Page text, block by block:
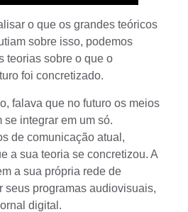
o que os grandes teóricos
sobre isso, podemos
teorias sobre o que o
foi concretizado.
falava que no futuro os meios
integrar em um só.
de comunicação atual,
a sua teoria se concretizou. A
a sua própria rede de
seus programas audiovisuais,
digital.